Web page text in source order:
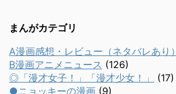
まんがカテゴリ
A漫画感想・レビュー（ネタバレあり）
B漫画アニメニュース (126)
◎「漫才女子！」「漫才少女！」
(17)
●ニョッキーの漫画 (9)